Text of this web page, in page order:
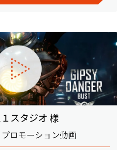
スタジオ 様
プロモーション動画